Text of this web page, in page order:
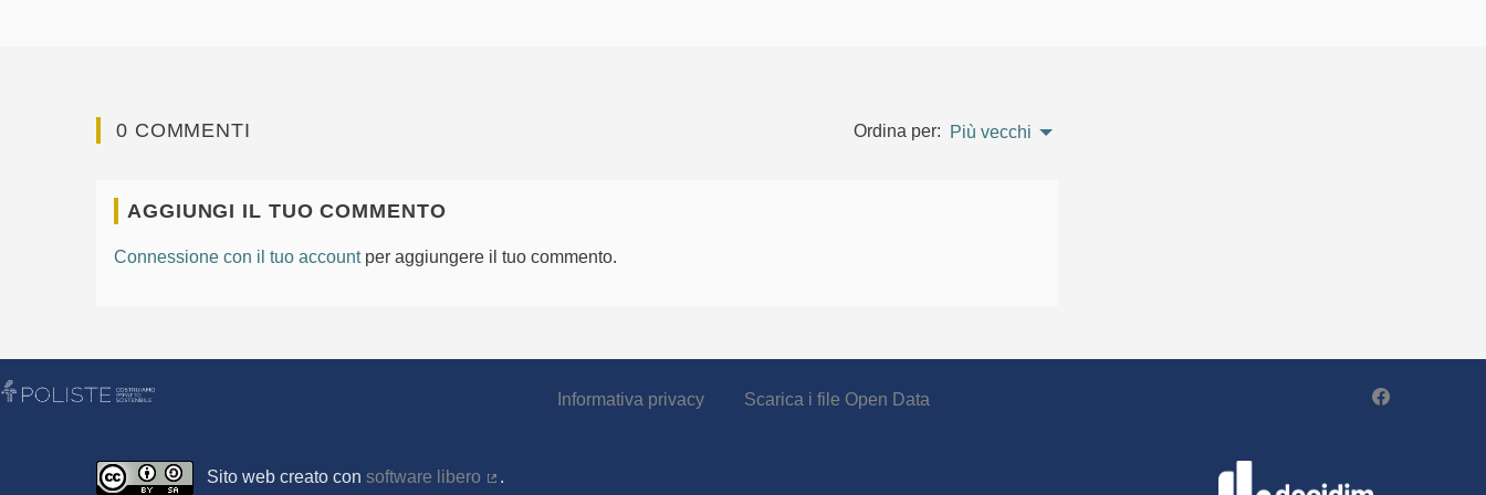
0 COMMENTI Ordina per: Più vecchi
AGGIUNGI IL TUO COMMENTO
Connessione con il tuo accountper aggiungere il tuo commento.
Informativa privacy Scarica i file Open Data Partecipa -
Sito web creato con software libero
.